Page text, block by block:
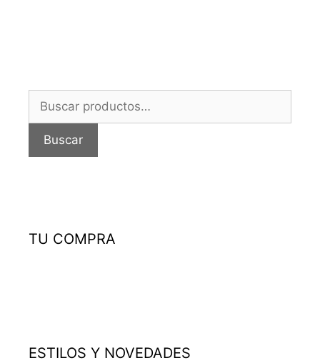
Buscar
Buscar
TU COMPRA
ESTILOS Y NOVEDADES